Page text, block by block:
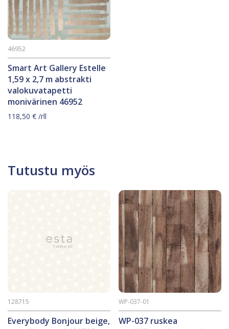
Smart Art Gallery Estelle
1,59 x 2,7 m abstrakti
valokuvatapetti
monivärinen 46952
46952
118,50 € /rll
Tutustu myös
Everybody Bonjour beige,
128715
WP-037 ruskea
WP-037-01